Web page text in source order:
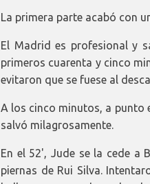
La primera parte acabó con
El Madrid es profesional y
primeros cuarenta y cinco
evitaron que se fuese al
A los cinco minutos, a punto
salvó milagrosamente.
En el 52', Jude se la cede a
piernas de Rui Silva.